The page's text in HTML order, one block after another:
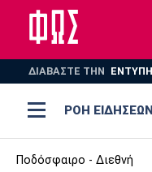
ΔΙΑΒΑΣΤΕ THN
ΡΟΗ ΕΙΔΗΣΕΩΝ
ΠΟΔΟΣΦΑΙΡΟ
Ποδόσφαιρο
Ποδόσφαιρο - Διεθνή